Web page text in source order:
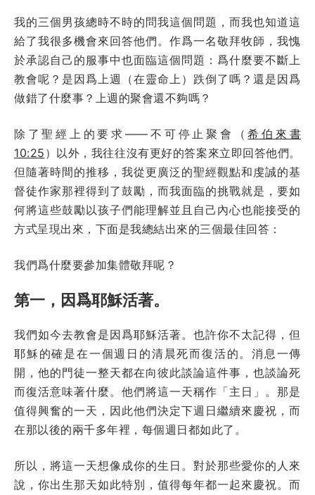
我的三個男孩總時不時的問我這個問題，而我也知道這
給了我很多機會來回答他們。作爲一名敬拜牧師，我愧
於承認自己的服事中也面臨這個問題：爲什麼要不斷上
教會呢？是因爲上週（在靈命上）跌倒了嗎？還是因爲
做錯了什麼事？上週的聚會還不夠嗎？
除了聖經上的要求——不可停止聚會（希伯來書
10:25 ）以外，我往往沒有更好的答案來立即回答他們。
但隨著時間的推移，我從更廣泛的聖經觀點和虔誠的基
督徒作家那裡得到了鼓勵，而我面臨的挑戰就是，要如
何將這些鼓勵以孩子們能理解並且自己內心也能接受的
方式呈現出來，下面是我總結出來的三個最佳回答：
我們爲什麼要參加集體敬拜呢？
第一，因爲耶穌活著。
我們如今去教會是因爲耶穌活著。也許你不太記得，但
耶穌的確是在一個週日的清晨死而復活的。消息一傳
開，他的門徒一整天都在向彼此談論這件事，也談論死
而復活意味著什麼。他們將這一天稱作「主日」。那是
值得興奮的一天，因此他們決定下週日繼續來慶祝，而
在那以後的兩千多年裡，每個週日都如此了。
所以，將這一天想像成你的生日。對於那些愛你的人來
說，你出生那天如此特別，值得每年都一起來慶祝。而